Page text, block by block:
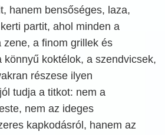
hanem bensőséges, laza,
partit, ahol minden a
zene, a finom grillek és
könnyű koktélok, a szendvicsek,
részese ilyen
tudja a titkot: nem a
nem az ideges
kapkodásról, hanem az